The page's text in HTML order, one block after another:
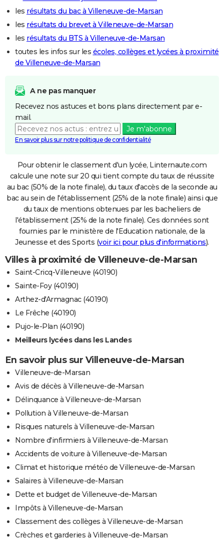
les résultats du bac à Villeneuve-de-Marsan
les résultats du brevet à Villeneuve-de-Marsan
les résultats du BTS à Villeneuve-de-Marsan
toutes les infos sur les écoles, collèges et lycées à proximité
de Villeneuve-de-Marsan
A ne pas manquer
Recevez nos astuces et bons plans directement par e-
mail.
Je m'abonne
En savoir plus sur notre politique de confidentialité
Pour obtenir le classement d'un lycée, Linternaute.com
calcule une note sur 20 qui tient compte du taux de réussite
au bac (50% de la note finale), du taux d'accès de la seconde au
bac au sein de l'établissement (25% de la note finale) ainsi que
du taux de mentions obtenues par les bacheliers de
l'établissement (25% de la note finale). Ces données sont
fournies par le ministère de l'Education nationale, de la
Jeunesse et des Sports (voir ici pour plus d'informations).
Villes à proximité de Villeneuve-de-Marsan
Saint-Cricq-Villeneuve (40190)
Sainte-Foy (40190)
Arthez-d'Armagnac (40190)
Le Frêche (40190)
Pujo-le-Plan (40190)
Meilleurs lycées dans les Landes
En savoir plus sur Villeneuve-de-Marsan
Villeneuve-de-Marsan
Avis de décès à Villeneuve-de-Marsan
Délinquance à Villeneuve-de-Marsan
Pollution à Villeneuve-de-Marsan
Risques naturels à Villeneuve-de-Marsan
Nombre d'infirmiers à Villeneuve-de-Marsan
Accidents de voiture à Villeneuve-de-Marsan
Climat et historique météo de Villeneuve-de-Marsan
Salaires à Villeneuve-de-Marsan
Dette et budget de Villeneuve-de-Marsan
Impôts à Villeneuve-de-Marsan
Classement des collèges à Villeneuve-de-Marsan
Crèches et garderies à Villeneuve-de-Marsan